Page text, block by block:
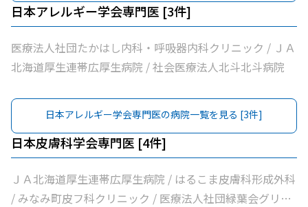
日本アレルギー学会専門医 [3件]
医療法人社団たかはし内科・呼吸器内科クリニック / ＪＡ
北海道厚生連帯広厚生病院 / 社会医療法人北斗北斗病院
日本アレルギー学会専門医の病院一覧を見る [3件]
日本皮膚科学会専門医 [4件]
ＪＡ北海道厚生連帯広厚生病院 / はるこま皮膚科形成外科
/ みなみ町皮フ科クリニック / 医療法人社団緑葉会グリー